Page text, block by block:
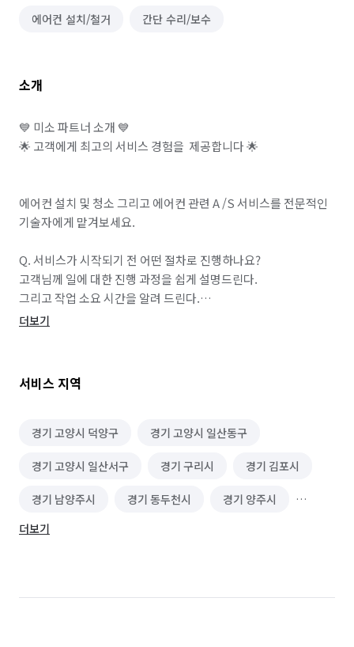
에어컨 설치/철거 간단 수리/보수
소개
💙 미소 파트너 소개 💙
🌟 고객에게 최고의 서비스 경험을  제공합니다 🌟
에어컨 설치 및 청소 그리고 에어컨 관련 A /S 서비스를 전문적인
기술자에게 맡겨보세요.
Q. 서비스가 시작되기 전 어떤 절차로 진행하나요?
고객님께 일에 대한 진행 과정을 쉽게 설명드린다.
그리고 작업 소요 시간을 알려 드린다.
서비스를 제공.
메어컨 설치시 기본 설치비+자재 등을 감안해 가격이 산정.
Q. 완료한 서비스 중 대표적인 서비스는 무엇인가요? 소요 시간은
에어컨 설치
스텐드 2시간
Q. A/S 또는 환불 규정은 어떻게 되나요?
더보기
서비스 지역
경기 고양시 덕양구 경기 고양시 일산동구
경기 고양시 일산서구 경기 구리시 경기 김포시
경기 남양주시 경기 동두천시 경기 양주시
경기 연천군
서울 강북구 서울 강서구 서울 관악구
더보기